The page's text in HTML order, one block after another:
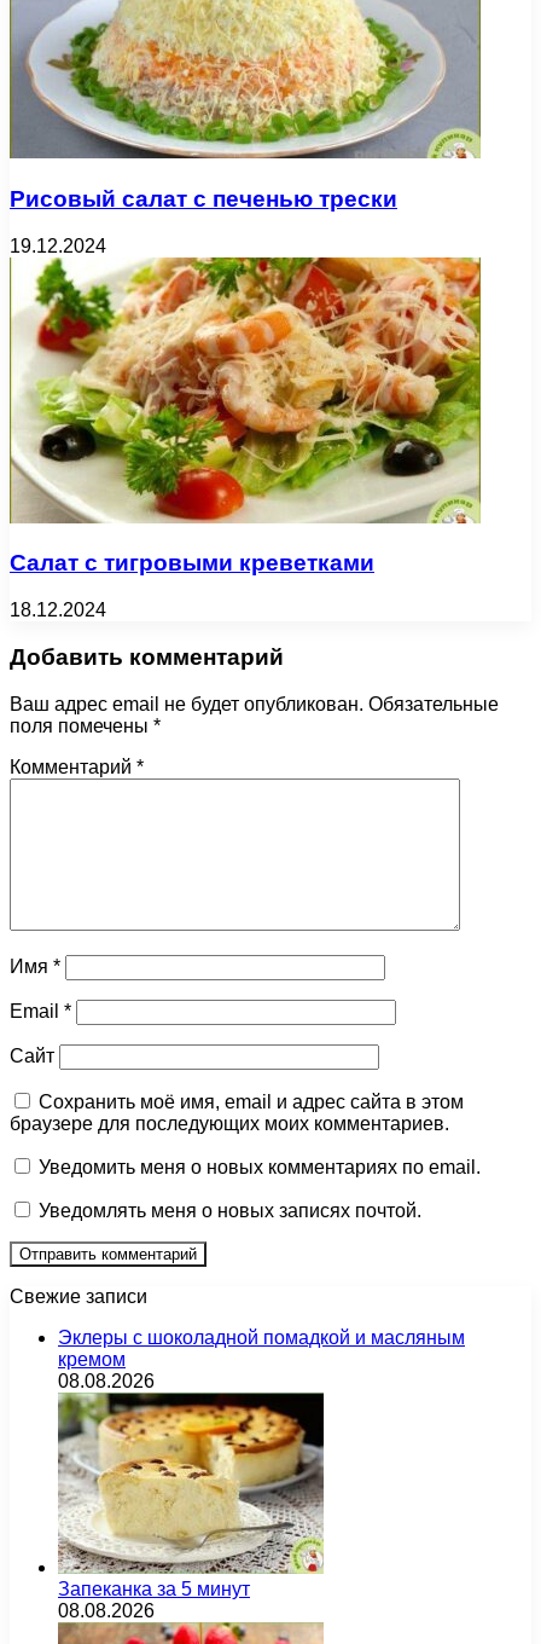
Рисовый салат с печенью трески
19.12.2024
Салат с тигровыми креветками
18.12.2024
Добавить комментарий
Ваш адрес email не будет опубликован. Обязательные
поля помечены *
Комментарий *
Имя *
Email *
Сайт
Сохранить моё имя, email и адрес сайта в этом
браузере для последующих моих комментариев.
Уведомить меня о новых комментариях по email.
Уведомлять меня о новых записях почтой.
Свежие записи
Эклеры с шоколадной помадкой и масляным
кремом
08.08.2026
Запеканка за 5 минут
08.08.2026